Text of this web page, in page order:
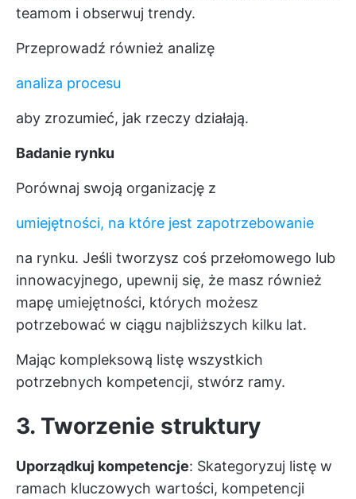
teamom i obserwuj trendy.
Przeprowadź również analizę
analiza procesu
aby zrozumieć, jak rzeczy działają.
Badanie rynku
Porównaj swoją organizację z
umiejętności, na które jest zapotrzebowanie
na rynku. Jeśli tworzysz coś przełomowego lub
innowacyjnego, upewnij się, że masz również
mapę umiejętności, których możesz
potrzebować w ciągu najbliższych kilku lat.
Mając kompleksową listę wszystkich
potrzebnych kompetencji, stwórz ramy.
3. Tworzenie struktury
Uporządkuj kompetencje: Skategoryzuj listę w
ramach kluczowych wartości, kompetencji